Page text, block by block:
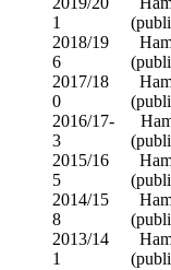
1 (publik
2018/19
6 (publik
2017/18
0 (publik
2016/17-
3 (publik
2015/16
5 (publik
2014/15
8 (publik
2013/14
1 (publik